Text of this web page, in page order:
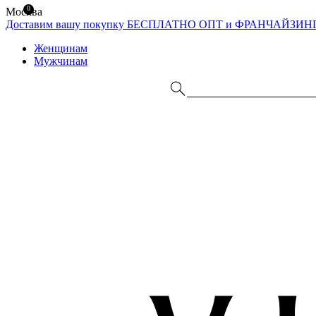
Москва
Доставим вашу покупку БЕСПЛАТНО ОПТ и
Женщинам
Мужчинам
0